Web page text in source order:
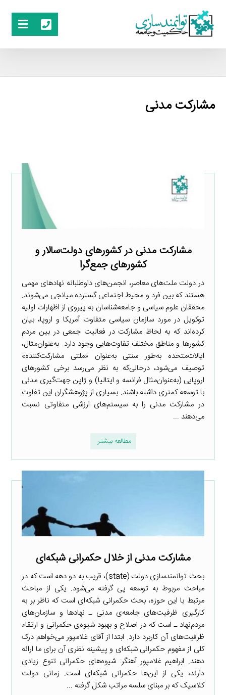
مشارکت مدنی
مشارکت مدنی در کشورهای دولت‌سالار و
کشورهای جمع‌گرا
در دولت ملت‌های معاصر، انجمن‌های داوطلبانه نهادهای مهمی
هستند که بین فرد و محیط اجتماعی گسترده میانجی می‌شوند.
محققان علوم سیاسی و جامعه‌شناسان به پیروی از اظهارات اولیه
توکویل در مورد سازمان سیاسی متفاوت آمریکا و اروپا، بیان
کرده‌اند که به لحاظ مشارکت در فعالیت جمعی در بین مردم
کشورها و مناطق مختلف تفاوت‌هایی وجود دارد. به‌عنوان‌مثال،
ایالات‌متحده به‌طور سنتی به‌عنوان «ملتی مشارکت‌کننده»
توصیف می‌شود، درحالی‌که به نظر می‌رسد برخی کشورهای
اروپایی (به‌عنوان‌مثال فرانسه و ایتالیا) و ژاپن جهت‌گیری مدنی
با توسعه کمتری داشته باشند. بسیاری از پژوهشگران این تفاوت
در مشارکت مدنی را به سیستم‌های ارزشی متفاوتی نسبت
می‌دهند ...
مطالعه بیشتر
مشارکت مدنی از خلال حکمرانی شبکه‌ای
بحث توانمندسازی دولت (state)، قریب به دو دهه است که در
مباحث مربوط به توسعه پی گرفته می‌شود. یکی از مباحث
مرتبط با این حوزه، بحث حکمرانی شبکه‌ای است که ناظر بر به
کارگیری ظرفیت‌های جامعه‌ی مدنی ـ نهادها و سازمان‌های
مردم‌نهاد ـ است که در اصلاح و بهبود شیوه‌ی حکمرانی و ارتقاء
ظرفیت‌های آن کاربرد دارد. ابتدا از آقای غلامپور می‌خواهم درک
کلی از مفهوم حکمرانی شبکه‌ای و پیشینه نظری آن برای ما ارائه
دهند. ابراهیم غلامپور آهنگر: شیوه‌های حکمرانی تنوع زیادی
دارند، یکی از این‌ها حکمرانی شبکه‌ای است. زمانی دولت
کلاسیک که بر مبنای سلسه مراتب شکل گرفته ...